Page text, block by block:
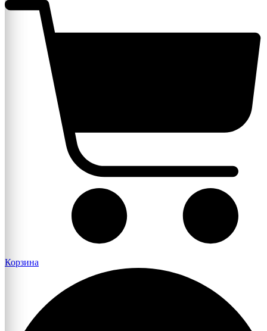
Корзина